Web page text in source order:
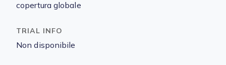
copertura globale
Non disponibile